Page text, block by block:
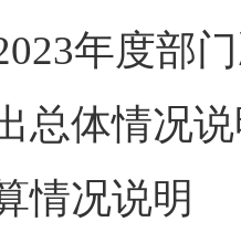
年度部
总体情况
情况说明